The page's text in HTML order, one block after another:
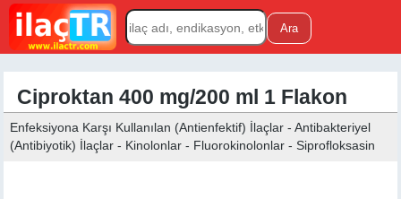
Ciproktan 400 mg/200 ml 1 Flakon
Enfeksiyona Karşı Kullanılan (Antienfektif) İlaçlar - Antibakteriyel
(Antibiyotik) İlaçlar - Kinolonlar - Fluorokinolonlar - Siprofloksasin